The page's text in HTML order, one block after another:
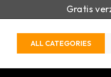
Gratis
ALL CATEGORIES